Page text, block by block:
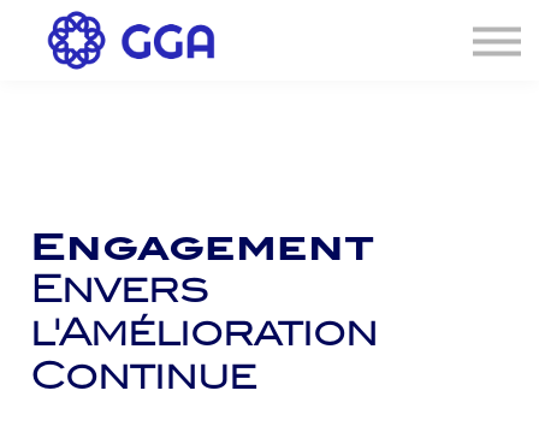
AGENDA
Engagement
Envers
l'Amélioration
Continue